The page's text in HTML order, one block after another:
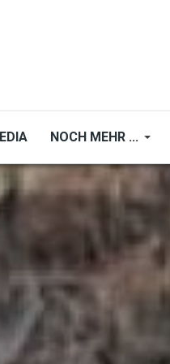
NOCH MEHR ...